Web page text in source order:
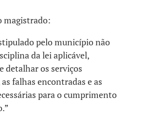
magistrado:
pelo município não
da lei aplicável,
detalhar os serviços
falhas encontradas e as
para o cumprimento